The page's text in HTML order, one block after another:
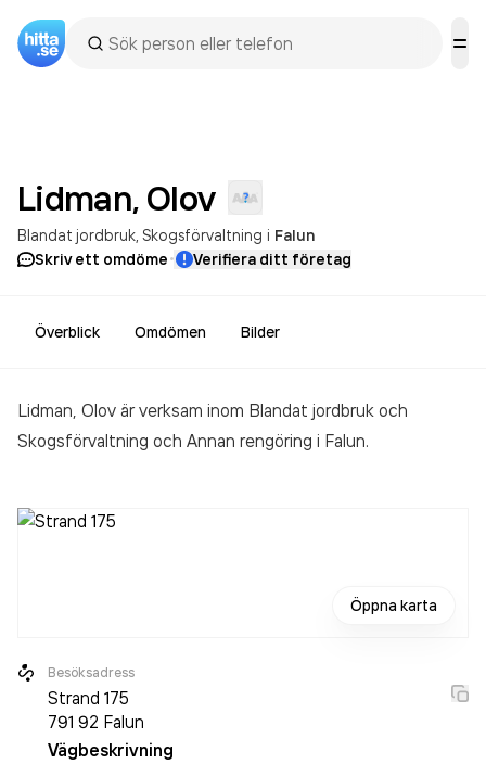
Lidman, Olov
Blandat jordbruk Skogsförvaltning i Falun
Skriv ett omdöme· Verifiera ditt företag
Överblick Omdömen Bilder
Lidman, Olov är verksam inom Blandat jordbruk och
Skogsförvaltning och Annan rengöring i Falun.
Öppna karta
Besöksadress
Strand 175
791 92 Falun
Vägbeskrivning